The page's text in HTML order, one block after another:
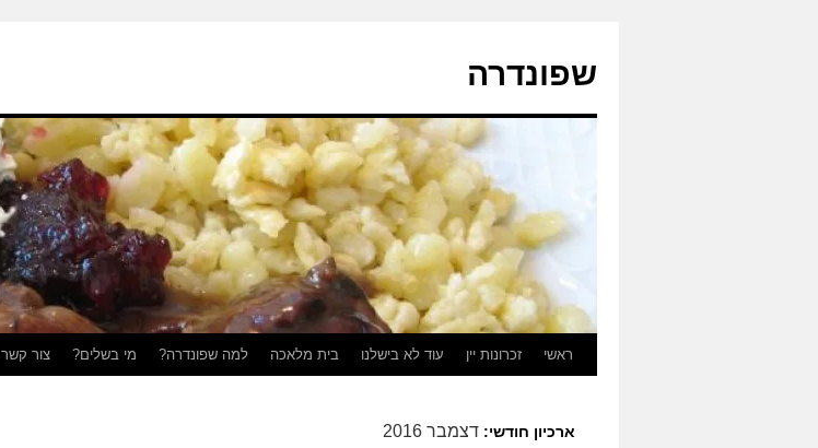
שפונדרה
ראשי זכרונות יין עוד לא בישלנו בית מלאכה למה שפונדרה? מי בשלים? צור קשר
ארכיון חודשי: דצמבר 2016